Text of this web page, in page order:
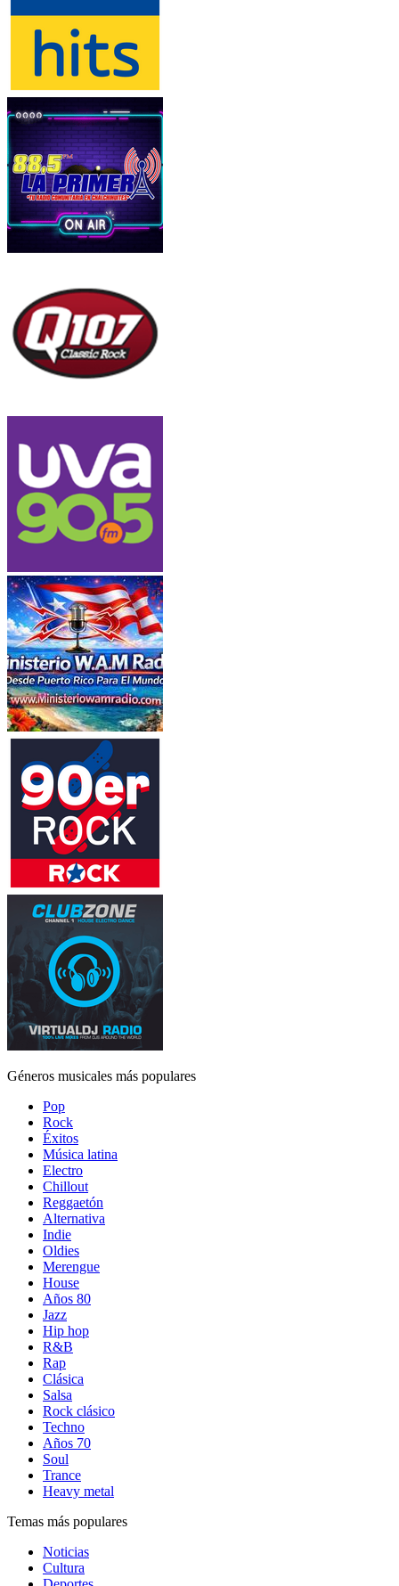
Géneros musicales más populares
Pop
Rock
Éxitos
Música latina
Electro
Chillout
Reggaetón
Alternativa
Indie
Oldies
Merengue
House
Años 80
Jazz
Hip hop
R&B
Rap
Clásica
Salsa
Rock clásico
Techno
Años 70
Soul
Trance
Heavy metal
Temas más populares
Noticias
Cultura